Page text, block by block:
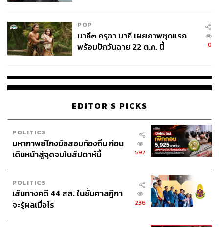
POP
นาคี๓ ครุฑา นาคี เผยภาพชุดแรก
พร้อมปักวันฉาย 22 ต.ค. นี้
0
EDITOR'S PICKS
POLITICS
มหากาพย์โกงข้อสอบท้องถิ่น ก่อน
เดินหน้าสู่จุดจบในสัปดาห์นี้
597
POLITICS
เส้นทางคดี 44 สส. ในชั้นศาลฎีกา
จะรู้ผลเมื่อไร
236